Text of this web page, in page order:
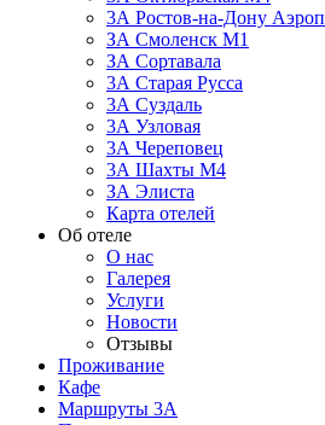
3А Ростов-на-Дону
ЗА Смоленск М1
ЗА Сортавала
3А Старая Русса
3А Суздаль
3А Узловая
3А Череповец
3А Шахты М4
ЗА Элиста
Карта отелей
Об отеле
О нас
Галерея
Услуги
Новости
Отзывы
Проживание
Кафе
Маршруты 3А